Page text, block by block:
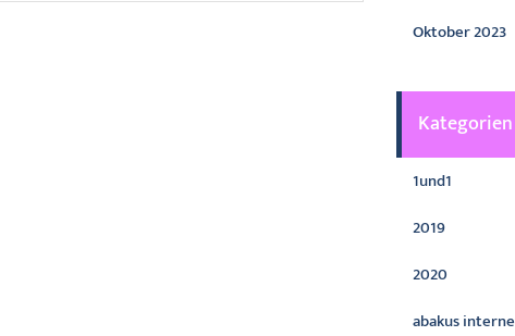
Oktober 2023
Kategorien
1und1
2019
2020
abakus